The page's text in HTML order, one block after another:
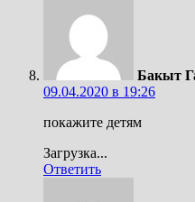
Бакыт
09.04.2020 в 19:26
покажите детям
Загрузка...
Ответить